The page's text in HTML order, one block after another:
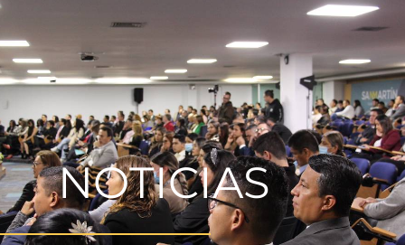
NOTICIAS